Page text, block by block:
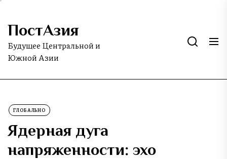
Skip
the
content
ПостАзия
Будущее Центральной и
Южной Азии
ГЛОБАЛЬНО
Ядерная дуга
напряженности: эхо